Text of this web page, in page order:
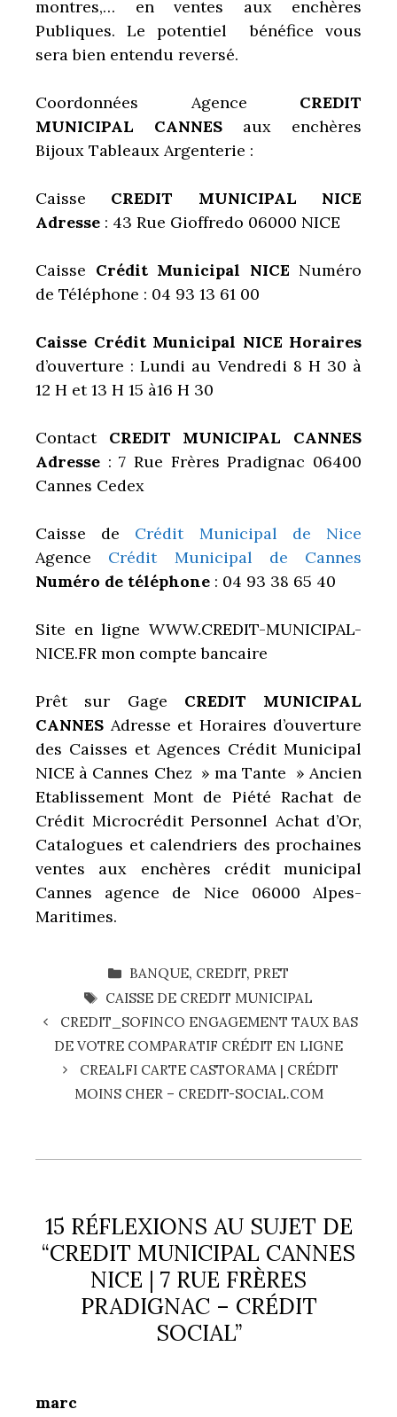
montres,… en ventes aux enchères
Publiques. Le potentiel bénéfice vous
sera bien entendu reversé.
Coordonnées Agence CREDIT
MUNICIPAL CANNES aux enchères
Bijoux Tableaux Argenterie :
Caisse CREDIT MUNICIPAL NICE
Adresse : 43 Rue Gioffredo 06000 NICE
Caisse Crédit Municipal NICE Numéro
de Téléphone : 04 93 13 61 00
Caisse Crédit Municipal NICE Horaires
d’ouverture : Lundi au Vendredi 8 H 30 à
12 H et 13 H 15 à16 H 30
Contact CREDIT MUNICIPAL CANNES
Adresse : 7 Rue Frères Pradignac 06400
Cannes Cedex
Caisse de Crédit Municipal de Nice
Agence Crédit Municipal de Cannes
Numéro de téléphone : 04 93 38 65 40
Site en ligne WWW.CREDIT-MUNICIPAL-
NICE.FR mon compte bancaire
Prêt sur Gage CREDIT MUNICIPAL
CANNES Adresse et Horaires d’ouverture
des Caisses et Agences Crédit Municipal
NICE à Cannes Chez » ma Tante » Ancien
Etablissement Mont de Piété Rachat de
Crédit Microcrédit Personnel Achat d’Or,
Catalogues et calendriers des prochaines
ventes aux enchères crédit municipal
Cannes agence de Nice 06000 Alpes-
Maritimes.
CATÉGORIES
BANQUE, CREDIT, PRET
ÉTIQUETTES
CAISSE DE CREDIT MUNICIPAL
CREDIT_SOFINCO ENGAGEMENT TAUX BAS
DE VOTRE COMPARATIF CRÉDIT EN LIGNE
CREALFI CARTE CASTORAMA | CRÉDIT
MOINS CHER – CREDIT-SOCIAL.COM
15 RÉFLEXIONS AU SUJET DE
“CREDIT MUNICIPAL CANNES
NICE | 7 RUE FRÈRES
PRADIGNAC – CRÉDIT
SOCIAL”
marc